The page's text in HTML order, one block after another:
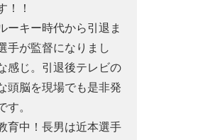
！！
ーキー時代から引退ま
手が監督になりまし
感じ。引退後テレビの
頭脳を現場でも是非発
す。
育中！長男は近本選手